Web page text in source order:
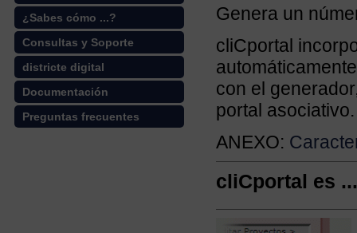
¿Sabes cómo ...?
Consultas y Soporte
districte digital
Documentación
Preguntas frecuentes
Genera un
cliCportal
con el
portal asociativo.
ANEXO:
cliCportal es ...